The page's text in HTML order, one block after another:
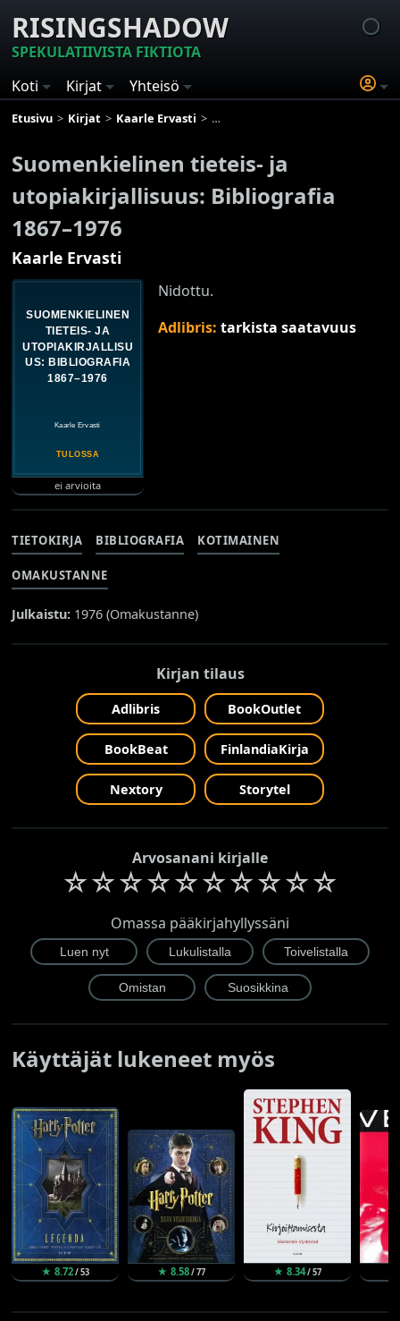
RISINGSHADOW
SPEKULATIIVISTA FIKTIOTA
Koti
Kirjat Yhteisö
Etusivu Kirjat Kaarle Ervasti Suomenkielinen tieteis- ja
Suomenkielinen tieteis- ja
utopiakirjallisuus: Bibliografia
1867–1976
Kaarle Ervasti
ei arvioita
Nidottu.
Adlibris: tarkista saatavuus
TIETOKIRJA BIBLIOGRAFIA KOTIMAINEN
OMAKUSTANNE
Julkaistu: 1976 (Omakustanne)
Kirjan tilaus
Adlibris BookOutlet
BookBeat FinlandiaKirja
Nextory Storytel
Arvosanani kirjalle
☆☆☆☆☆☆☆☆☆☆
Omassa pääkirjahyllyssäni
Käyttäjät lukeneet myös
★ 8.72/ 53 ★ 8.58/ 77 ★ 8.34/ 57